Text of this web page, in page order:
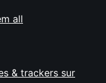
all
& trackers sur